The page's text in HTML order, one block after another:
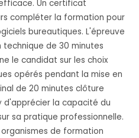
Un certificat
compléter la formation pour
bureautiques. L'épreuve
de 30 minutes
le candidat sur les choix
opérés pendant la mise en
de 20 minutes clôture
la capacité du
sa pratique professionnelle.
de formation